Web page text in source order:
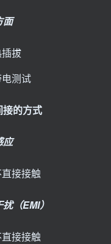
面
拔
测试
接的方式
应
接接触
（EMI）
接接触